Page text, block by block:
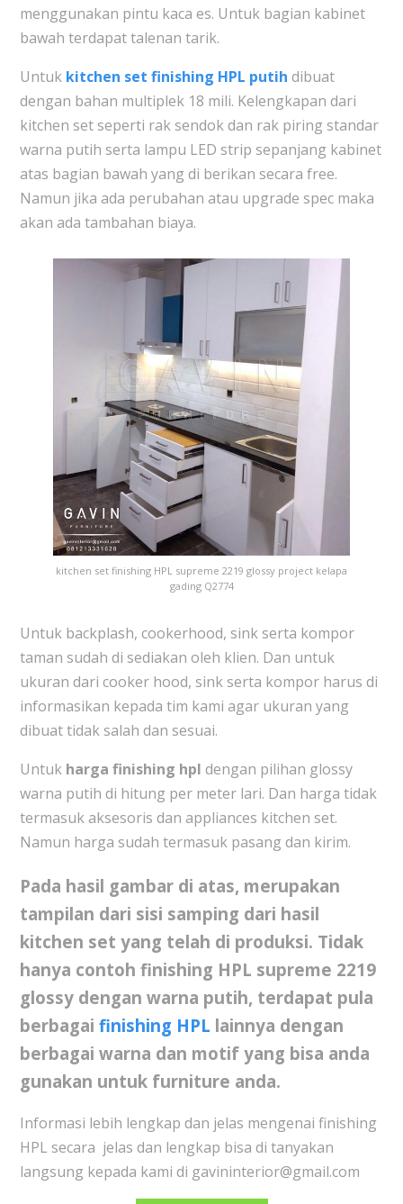
menggunakan pintu kaca es. Untuk bagian kabinet
bawah terdapat talenan tarik.
Untuk kitchen set finishing HPL putih dibuat
dengan bahan multiplek 18 mili. Kelengkapan dari
kitchen set seperti rak sendok dan rak piring standar
warna putih serta lampu LED strip sepanjang kabinet
atas bagian bawah yang di berikan secara free.
Namun jika ada perubahan atau upgrade spec maka
akan ada tambahan biaya.
kitchen set finishing HPL supreme 2219 glossy project kelapa
gading Q2774
Untuk backplash, cookerhood, sink serta kompor
taman sudah di sediakan oleh klien. Dan untuk
ukuran dari cooker hood, sink serta kompor harus di
informasikan kepada tim kami agar ukuran yang
dibuat tidak salah dan sesuai.
Untuk harga finishing hpl dengan pilihan glossy
warna putih di hitung per meter lari. Dan harga tidak
termasuk aksesoris dan appliances kitchen set.
Namun harga sudah termasuk pasang dan kirim.
Pada hasil gambar di atas, merupakan
tampilan dari sisi samping dari hasil
kitchen set yang telah di produksi. Tidak
hanya contoh finishing HPL supreme 2219
glossydengan warna putih, terdapat pula
berbagai finishing HPL lainnya dengan
berbagai warna dan motif yang bisa anda
gunakan untuk furniture anda.
Informasi lebih lengkap dan jelas mengenai finishing
HPL secara jelas dan lengkap bisa di tanyakan
langsung kepada kami di gavininterior@gmail.com